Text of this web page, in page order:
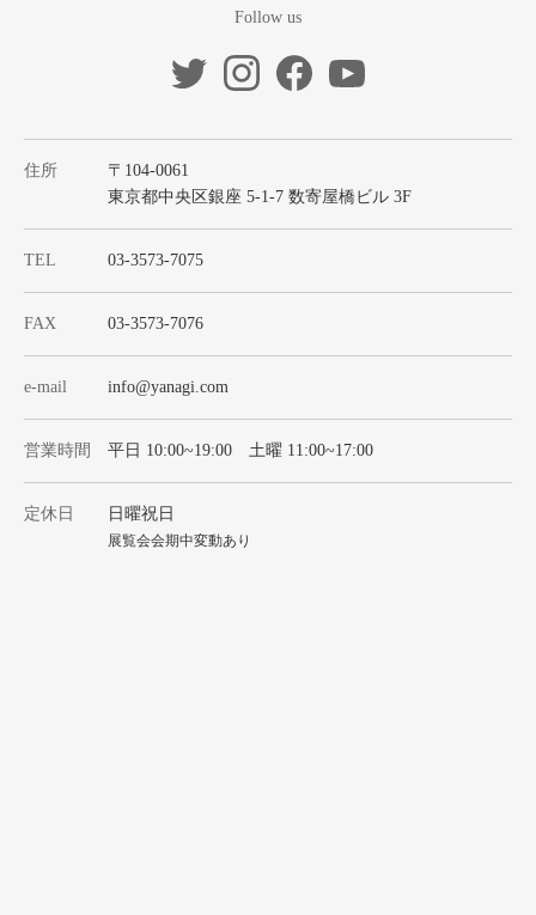
Follow us
住所
〒104-0061
東京都中央区銀座 5-1-7 数寄屋橋ビル 3F
TEL 03-3573-7075
FAX 03-3573-7076
e-mail info@yanagi.com
営業時間 平日 10:00~19:00 土曜 11:00~17:00
定休日 日曜祝日
展覧会会期中変動あり